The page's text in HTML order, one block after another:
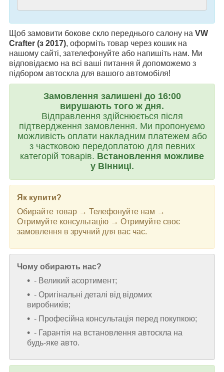
Щоб замовити бокове скло переднього салону на VW
Crafter (з 2017), оформіть товар через кошик на
нашому сайті, зателефонуйте або напишіть нам. Ми
відповідаємо на всі ваші питання й допоможемо з
підбором автоскла для вашого автомобіля!
Замовлення залишені до 16:00
вирушають того ж дня.
Відправлення здійснюється після
підтвердження замовлення. Ми пропонуємо
можливість оплати накладним платежем або
з частковою передоплатою для певних
категорій товарів. Встановлення можливе
у Вінниці.
Як купити?
Обирайте товар → Телефонуйте нам →
Отримуйте консультацію → Отримуйте своє
замовлення в зручний для вас час.
Чому обирають нас?
- Великий асортимент;
- Оригінальні деталі від відомих
виробників;
- Професійна консультація перед покупкою;
- Гарантія на встановлення автоскла на
будь-яке авто.